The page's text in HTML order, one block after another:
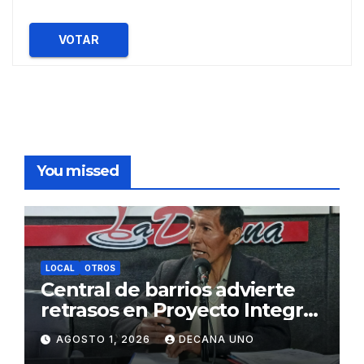
VOTAR
You missed
LOCAL OTROS
Central de barrios advierte
retrasos en Proyecto Integral
de Agua y Alcantarillado para
Juliaca
AGOSTO 1, 2026 DECANA UNO